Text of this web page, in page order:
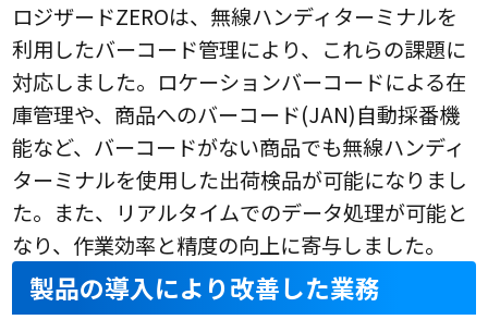
ロジザードZEROは、無線ハンディターミナルを
利用したバーコード管理により、これらの課題に
対応しました。ロケーションバーコードによる在
庫管理や、商品へのバーコード(JAN)自動採番機
能など、バーコードがない商品でも無線ハンディ
ターミナルを使用した出荷検品が可能になりまし
た。また、リアルタイムでのデータ処理が可能と
なり、作業効率と精度の向上に寄与しました。
製品の導入により改善した業務